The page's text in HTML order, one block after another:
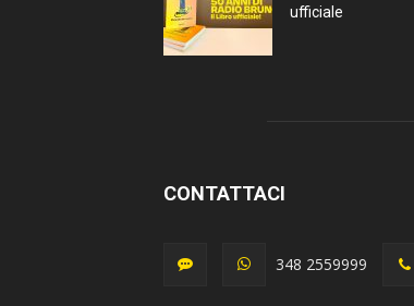
ufficiale
CONTATTACI
348 2559999